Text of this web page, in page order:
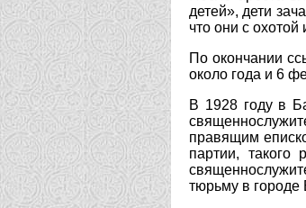
детей», дети
что они с
По окончании
около года и 6
В 1928 году в
правящим
партии,
тюрьму в